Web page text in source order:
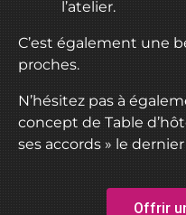
l’atelier.
C’est également une
proches.
N’hésitez pas à
concept de Table
ses accords » le
Offrir